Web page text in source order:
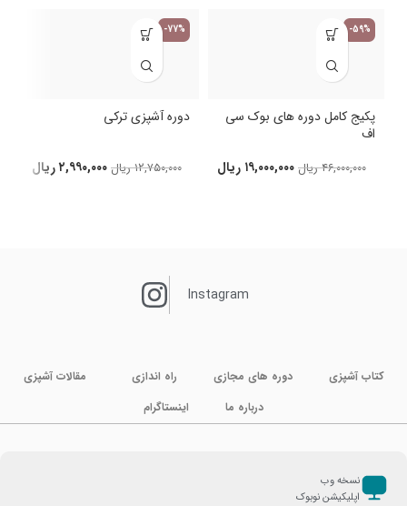
-59%
پکیج کامل دوره های بوک سی
اف
۴۶,۰۰۰,۰۰۰ ریال ۱۹,۰۰۰,۰۰۰ ریال
-77%
دوره آشپزی ترکی
۱۲,۷۵۰,۰۰۰ ریال ۲,۹۹۰,۰۰۰ریال
Instagram
کتاب آشپزی دوره های مجازی راه اندازی
مقالات آشپزی
درباره ما
اینستاگرام
نسخه وب
اپلیکیشن نوبوک